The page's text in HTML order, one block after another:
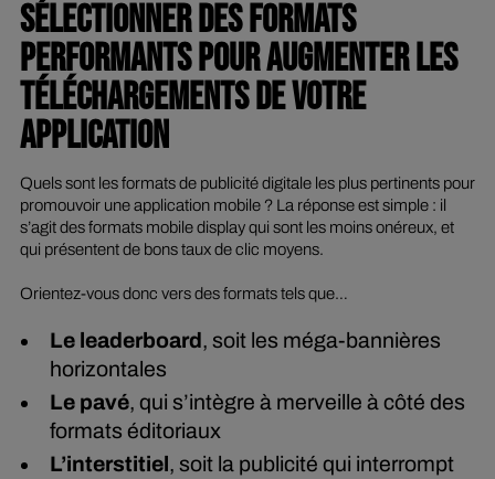
SÉLECTIONNER DES FORMATS
PERFORMANTS POUR AUGMENTER LES
TÉLÉCHARGEMENTS DE VOTRE
APPLICATION
Quels sont les formats de publicité digitale les plus pertinents pour
promouvoir une application mobile ? La réponse est simple : il
s’agit des formats mobiledisplayqui sont les moins onéreux, et
qui présentent de bons taux de clic moyens.
Orientez-vous donc vers des formats tels que…
Le leaderboard, soit les méga-bannières
horizontales
Le pavé, qui s’intègre à merveille à côté des
formats éditoriaux
L’interstitiel, soit la publicité qui interrompt